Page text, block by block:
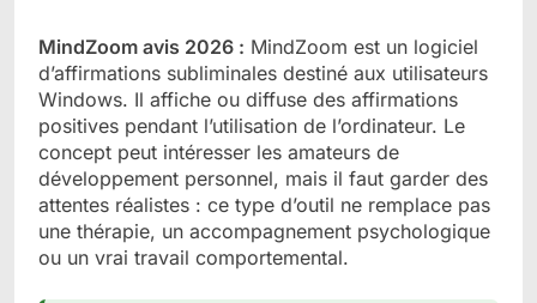
MindZoom avis 2026 : MindZoom est un logiciel
d’affirmations subliminales destiné aux utilisateurs
Windows. Il affiche ou diffuse des affirmations
positives pendant l’utilisation de l’ordinateur. Le
concept peut intéresser les amateurs de
développement personnel, mais il faut garder des
attentes réalistes : ce type d’outil ne remplace pas
une thérapie, un accompagnement psychologique
ou un vrai travail comportemental.